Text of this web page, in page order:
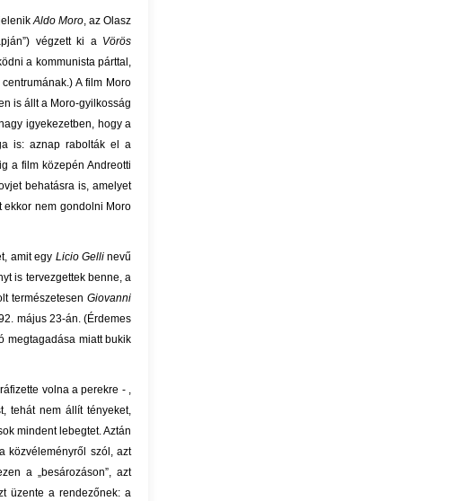
Aldo Moro, az Olasz
végzett ki a Vörös
a kommunista párttal,
A film Moro
is állt a Moro-gyilkosság
igyekezetben, hogy a
is: aznap rabolták el a
a film közepén Andreotti
behatásra is, amelyet
nem gondolni Moro
amit egy Licio Gellinevű
is tervezgettek benne, a
természetesenGiovanni
május 23-án. (Érdemes
megtagadása miatt bukik
volna a perekre - ,
tehát nem állít tényeket,
mindent lebegtet. Aztán
közvéleményről szól, azt
a „besározáson”, azt
üzente a rendezőnek: a